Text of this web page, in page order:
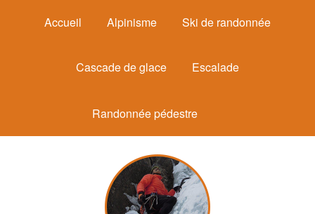
Accueil Alpinisme Ski de randonnée
Cascade de glace Escalade
Randonnée pédestre